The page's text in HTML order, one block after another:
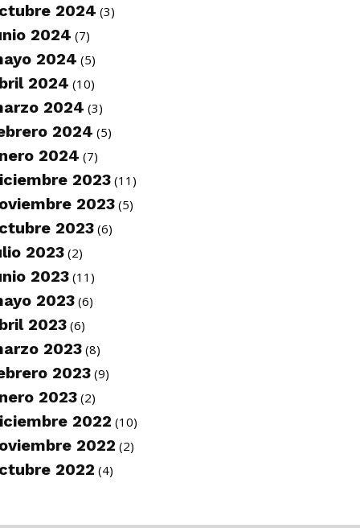
2024 (3)
2024 (7)
2024 (5)
2024 (10)
2024 (3)
2024 (5)
2024 (7)
2023(11)
2023(5)
2023 (6)
2023 (2)
2023(11)
2023(6)
2023(6)
2023 (8)
2023 (9)
2023 (2)
2022 (10)
2022 (2)
2022 (4)